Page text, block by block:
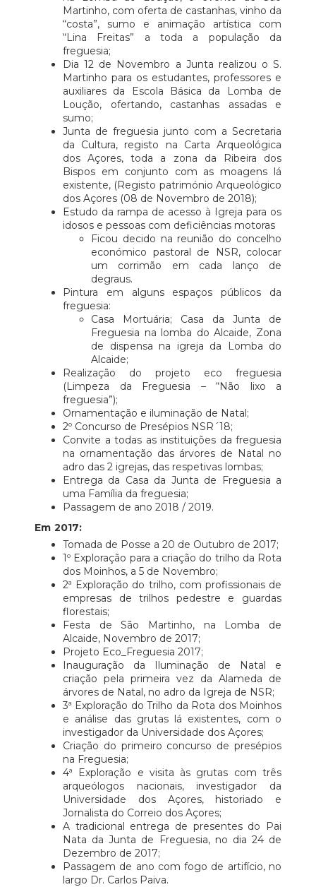
Martinho, com oferta de castanhas, vinho da
“costa”, sumo e animação artística com
“Lina Freitas” a toda a população da
freguesia;
Dia 12 de Novembro a Junta realizou o S.
Martinho para os estudantes, professores e
auxiliares da Escola Básica da Lomba de
Loução, ofertando, castanhas assadas e
sumo;
Junta de freguesia junto com a Secretaria
da Cultura, registo na Carta Arqueológica
dos Açores, toda a zona da Ribeira dos
Bispos em conjunto com as moagens lá
existente, (Registo património Arqueológico
dos Açores (08 de Novembro de 2018);
Estudo da rampa de acesso à Igreja para os
idosos e pessoas com deficiências motoras
Ficou decido na reunião do concelho
económico pastoral de NSR, colocar
um corrimão em cada lanço de
degraus.
Pintura em alguns espaços públicos da
freguesia:
Casa Mortuária; Casa da Junta de
Freguesia na lomba do Alcaide, Zona
de dispensa na igreja da Lomba do
Alcaide;
Realização do projeto eco freguesia
(Limpeza da Freguesia – “Não lixo a
freguesia”);
Ornamentação e iluminação de Natal;
2º Concurso de Presépios NSR´18;
Convite a todas as instituições da freguesia
na ornamentação das árvores de Natal no
adro das 2 igrejas, das respetivas lombas;
Entrega da Casa da Junta de Freguesia a
uma Família da freguesia;
Passagem de ano 2018 / 2019.
Em 2017:
Tomada de Posse a 20 de Outubro de 2017;
1º Exploração para a criação do trilho da Rota
dos Moinhos, a 5 de Novembro;
2ª Exploração do trilho, com profissionais de
empresas de trilhos pedestre e guardas
florestais;
Festa de São Martinho, na Lomba de
Alcaide, Novembro de 2017;
Projeto Eco_Freguesia 2017;
Inauguração da Iluminação de Natal e
criação pela primeira vez da Alameda de
árvores de Natal, no adro da Igreja de NSR;
3ª Exploração do Trilho da Rota dos Moinhos
e análise das grutas lá existentes, com o
investigador da Universidade dos Açores;
Criação do primeiro concurso de presépios
na Freguesia;
4ª Exploração e visita às grutas com três
arqueólogos nacionais, investigador da
Universidade dos Açores, historiado e
Jornalista do Correio dos Açores;
A tradicional entrega de presentes do Pai
Nata da Junta de Freguesia, no dia 24 de
Dezembro de 2017;
Passagem de ano com fogo de artifício, no
largo Dr. Carlos Paiva.